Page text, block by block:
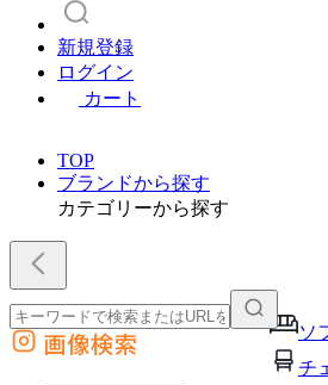
新規登録
ログイン
カート
TOP
ブランドから探す
カテゴリーから探す
ソ
チ
外部サイトの商品をカートに追加
他のサイトで見つけた商品ページのURLを貼り付けて、カー
画像検索